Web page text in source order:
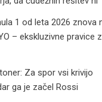
1 od leta 2026 znova
– ekskluzivne pravice
Za spor vsi krivijo
ga je začel Rossi